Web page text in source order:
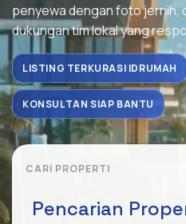
penyewa dengan foto jernih,
dukungan tim lokal yang
LISTING TERKURASI IDRUMAH
KONSULTAN SIAP BANTU
CARI PROPERTI
Pencarian